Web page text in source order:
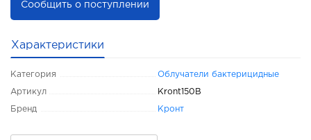
Сообщить о поступлении
Характеристики
Категория Облучатели бактерицидные
Артикул Kront150B
Бренд Кронт